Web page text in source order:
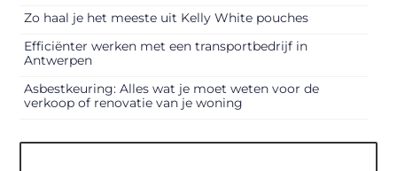
Zo haal je het meeste uit Kelly White pouches
Efficiënter werken met een transportbedrijf in
Antwerpen
Asbestkeuring: Alles wat je moet weten voor de
verkoop of renovatie van je woning